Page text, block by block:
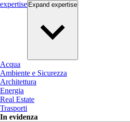
expertise Expand expertise
Acqua
Ambiente e Sicurezza
Architettura
Energia
Real Estate
Trasporti
In evidenza